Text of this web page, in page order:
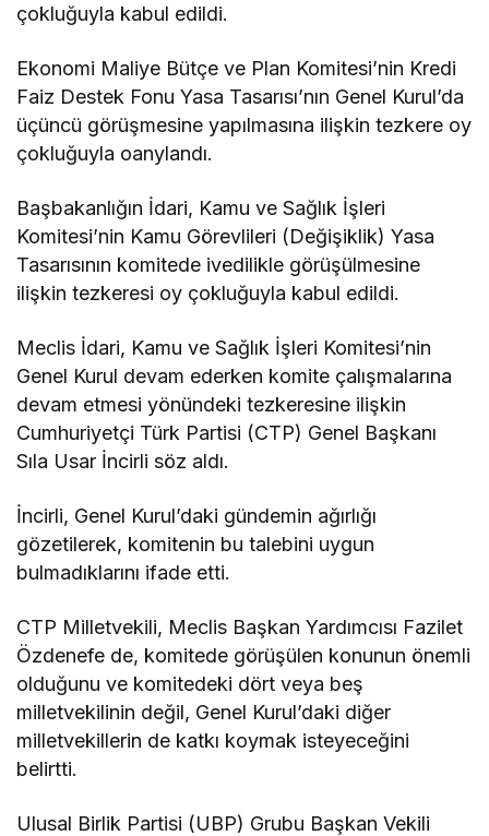
çokluğuyla kabul edildi.
Ekonomi Maliye Bütçe ve Plan Komitesi’nin Kredi
Faiz Destek Fonu Yasa Tasarısı’nın Genel Kurul’da
üçüncü görüşmesine yapılmasına ilişkin tezkere oy
çokluğuyla oanylandı.
Başbakanlığın İdari, Kamu ve Sağlık İşleri
Komitesi’nin Kamu Görevlileri (Değişiklik) Yasa
Tasarısının komitede ivedilikle görüşülmesine
ilişkin tezkeresi oy çokluğuyla kabul edildi.
Meclis İdari, Kamu ve Sağlık İşleri Komitesi’nin
Genel Kurul devam ederken komite çalışmalarına
devam etmesi yönündeki tezkeresine ilişkin
Cumhuriyetçi Türk Partisi (CTP) Genel Başkanı
Sıla Usar İncirli söz aldı.
İncirli, Genel Kurul’daki gündemin ağırlığı
gözetilerek, komitenin bu talebini uygun
bulmadıklarını ifade etti.
CTP Milletvekili, Meclis Başkan Yardımcısı Fazilet
Özdenefe de, komitede görüşülen konunun önemli
olduğunu ve komitedeki dört veya beş
milletvekilinin değil, Genel Kurul’daki diğer
milletvekillerin de katkı koymak isteyeceğini
belirtti.
Ulusal Birlik Partisi (UBP) Grubu Başkan Vekili